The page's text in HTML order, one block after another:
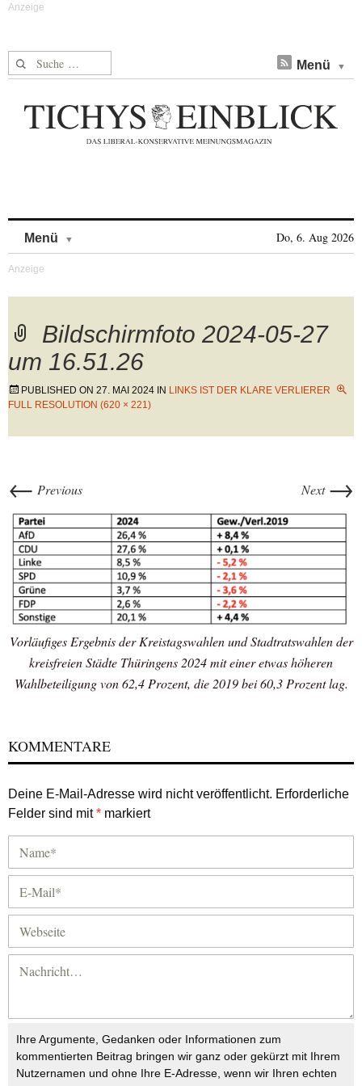
Suche nach: Menü
Menü Do, 6. Aug 2026
Bildschirmfoto 2024-05-27
um 16.51.26
PUBLISHED ON 27. MAI 2024 IN LINKS IST DER KLARE VERLIERER
FULL RESOLUTION (620 × 221)
← Previous Next →
Vorläufiges Ergebnis der Kreistagswahlen und Stadtratswahlen der
kreisfreien Städte Thüringens 2024 mit einer etwas höheren
Wahlbeteiligung von 62,4 Prozent, die 2019 bei 60,3 Prozent lag.
KOMMENTARE
Deine E-Mail-Adresse wird nicht veröffentlicht. Erforderliche
Felder sind mit* markiert
Ihre Argumente, Gedanken oder Informationen zum
kommentierten Beitrag bringen wir ganz oder gekürzt mit Ihrem
Nutzernamen und ohne Ihre E-Adresse, wenn wir Ihren echten